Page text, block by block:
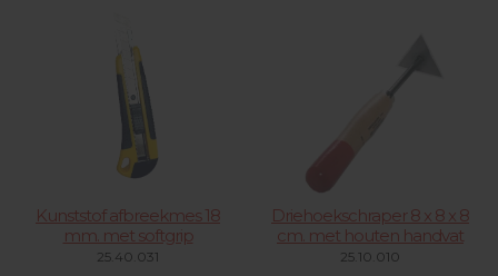
Kunststof afbreekmes 18
mm. met softgrip
25.40.031
Driehoekschraper 8 x 8 x 8
cm. met houten handvat
25.10.010